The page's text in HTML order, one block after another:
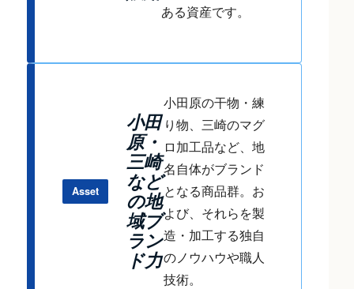
ある資産です。
Asset
小田
原・
三崎
など
の地
域ブ
ラン
ド力
小田原の干物・練
り物、三崎のマグ
ロ加工品など、地
名自体がブランド
となる商品群。お
よび、それらを製
造・加工する独自
のノウハウや職人
技術。